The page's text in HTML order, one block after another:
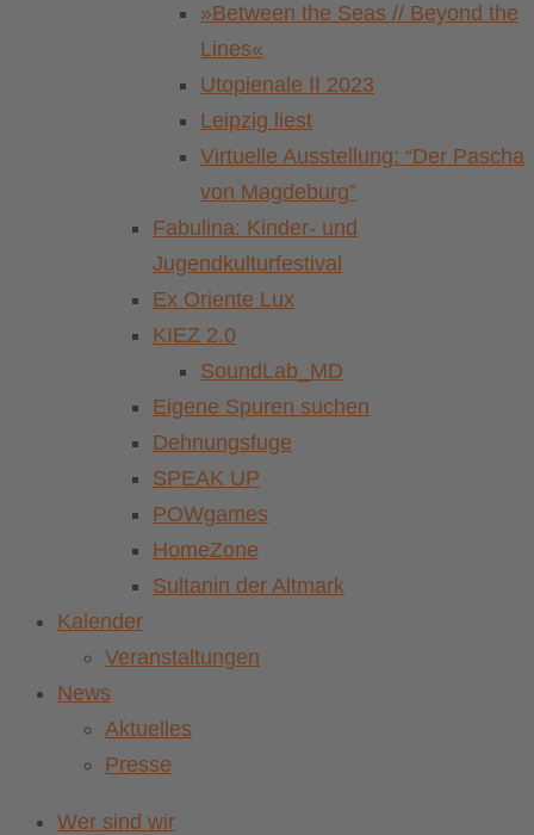
»Between the Seas // Beyond the
Lines«
Utopienale II 2023
Leipzig liest
Virtuelle Ausstellung: “Der Pascha
von Magdeburg”
Fabulina: Kinder- und
Jugendkulturfestival
Ex Oriente Lux
KIEZ 2.0
SoundLab_MD
Eigene Spuren suchen
Dehnungsfuge
SPEAK UP
POWgames
HomeZone
Sultanin der Altmark
Kalender
Veranstaltungen
News
Aktuelles
Presse
Wer sind wir